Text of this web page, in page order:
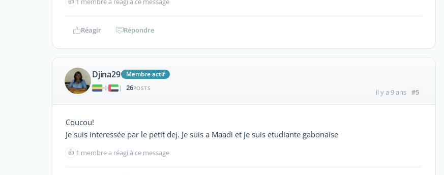
Réagir Répondre
Djina29
Membre actif
|
26POSTS il y a 9 ans #5
Coucou!
Je suis interessée par le petit dej. Je suis a Maadi et je suis etudiante gabonaise
👍 1 membre a réagi à ce message